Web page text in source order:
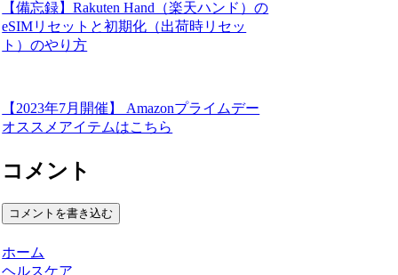
【備忘録】Rakuten Hand（楽天ハンド）の
eSIMリセットと初期化（出荷時リセッ
ト）のやり方
【2023年7月開催】 Amazonプライムデー
オススメアイテムはこちら
コメント
コメントを書き込む
ホーム
ヘルスケア